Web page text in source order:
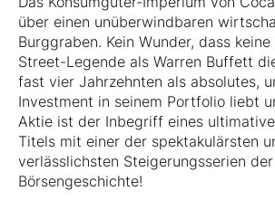
über einen unüberwindbaren
Burggraben. Kein Wunder, dass
Street-Legende als Warren Buffett
fast vier Jahrzehnten als absolutes,
Investment in seinem Portfolio liebt
Aktie ist der Inbegriff eines
Titels mit einer der spektakulärsten
verlässlichsten Steigerungsserien
Börsengeschichte!